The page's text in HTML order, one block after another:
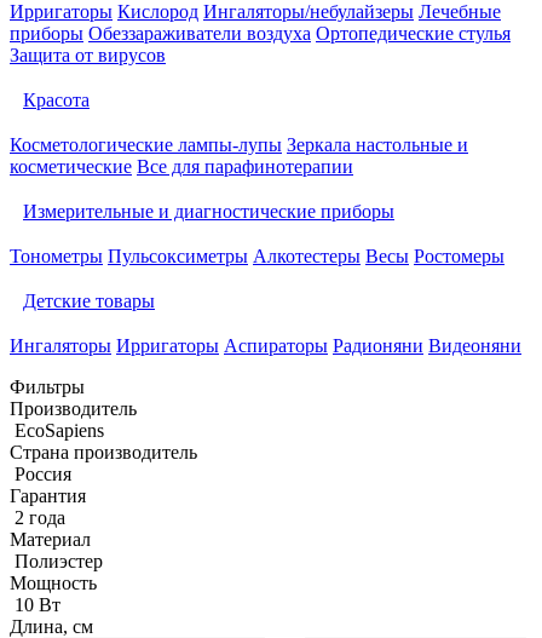
Ирригаторы Кислород Ингаляторы/небулайзеры Лечебные
приборы Обеззараживатели воздуха Ортопедические стулья
Защита от вирусов
Красота
Косметологические лампы-лупы Зеркала настольные и
косметические Все для парафинотерапии
Измерительные и диагностические приборы
Тонометры Пульсоксиметры Алкотестеры Весы Ростомеры
Детские товары
Ингаляторы Ирригаторы Аспираторы Радионяни Видеоняни
Фильтры
Производитель
EcoSapiens
Страна производитель
Россия
Гарантия
2 года
Материал
Полиэстер
Мощность
10 Вт
Длина, см